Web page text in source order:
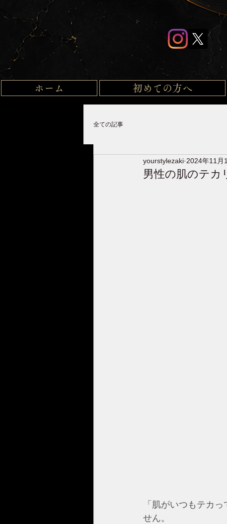
ホーム 初めての方へ
全ての記事
男性の肌のテカ
yourstylezaki 2024年11月
「肌がいつもテカ
せん。